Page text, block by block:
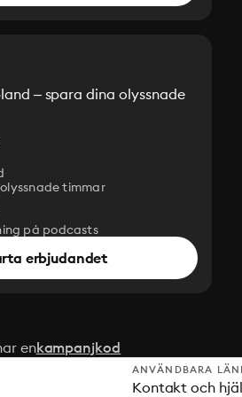
– spara dina olyssnade
timmar
på podcasts
erbjudandet
enkampanjkod
ANVÄNDBARA
Kontakt och